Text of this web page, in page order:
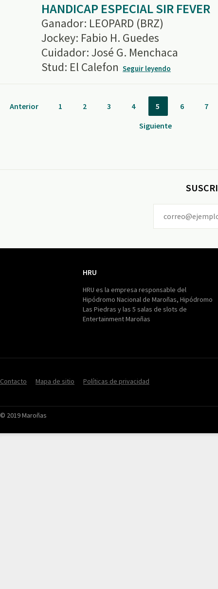
HANDICAP ESPECIAL SIR FEVER
Ganador: LEOPARD (BRZ)
Jockey: Fabio H. Guedes
Cuidador: José G. Menchaca
Stud: El Calefon Seguir leyendo
Anterior 1 2 3 4 5 6
7
Siguiente
HRU
HRU es la empresa responsable del
Hipódromo Nacional de Maroñas, Hipódromo
Las Piedras y las 5 salas de slots de
Entertainment Maroñas
Contacto Mapa de sitio Políticas de privacidad
© 2019 Maroñas